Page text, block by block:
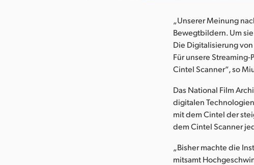
„Unserer Meinung
Bewegtbildern. Um
Die Digitalisierung von
Für unsere
Cintel Scanner“, so
Das National Film
digitalen
mit dem Cintel der
dem Cintel Scanner
„Bisher machte die
mitsamt